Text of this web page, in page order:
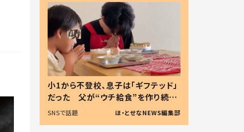
小1から不登校、息子は「ギフテッド」
だった 父が“ウチ給食”を作り続け
る理由とは #令和の親 #令和の子
SNSで話題 ほ・とせなNEWS編集部